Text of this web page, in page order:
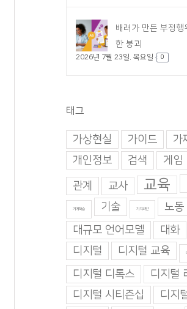
배려가 만든 부정행
한 붕괴
2026년 7월 23일. 목요일 0
태그
가상현실 가이드
가
개인정보
검색 게임
관계 교사 교육
기계학습 기술 기지과인
노동
대규모 언어모델
대화
디지털
디지털 교육
디지털 디톡스
디지털
디지털 시티즌십
디지